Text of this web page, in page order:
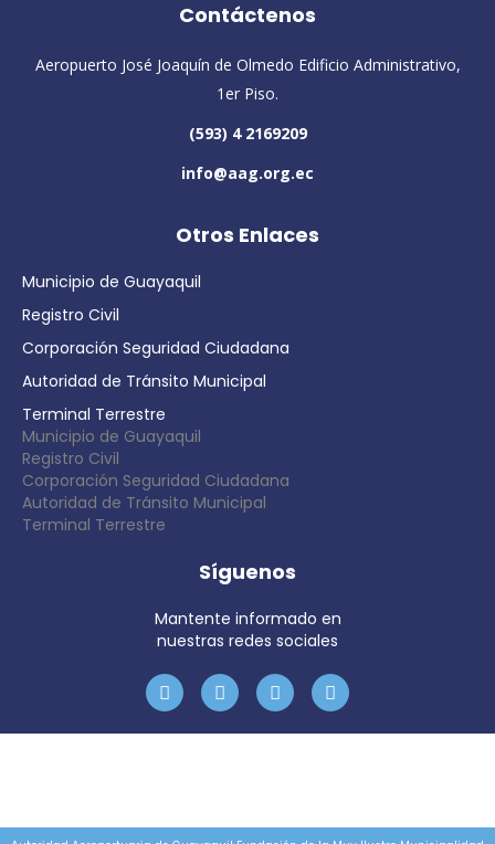
Contáctenos
Aeropuerto José Joaquín de Olmedo Edificio Administrativo,
1er Piso.
(593) 4 2169209
info@aag.org.ec
Otros Enlaces
Municipio de Guayaquil
Registro Civil
Corporación Seguridad Ciudadana
Autoridad de Tránsito Municipal
Terminal Terrestre
Municipio de Guayaquil
Registro Civil
Corporación Seguridad Ciudadana
Autoridad de Tránsito Municipal
Terminal Terrestre
Síguenos
Mantente informado en
nuestras redes sociales